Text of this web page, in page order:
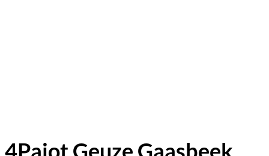
4Pajot Geuze Gaasbeek